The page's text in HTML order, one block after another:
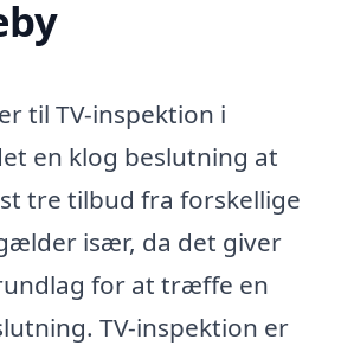
til TV-inspektion i
en klog beslutning at
tre tilbud fra forskellige
især, da det giver
for at træffe en
TV-inspektion er